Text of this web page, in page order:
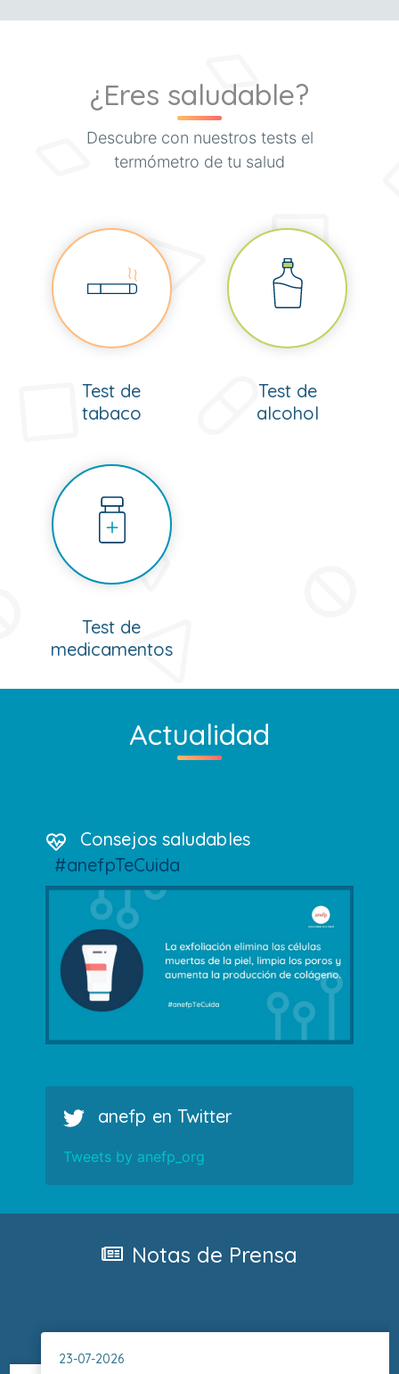
¿Eres saludable?
Descubre con nuestros tests el
termómetro de tu salud
Test de
tabaco
Test de
alcohol
Test de
medicamentos
Actualidad
Consejos saludables
#anefpTeCuida
anefp en Twitter
Tweets by anefp_org
Notas de Prensa
03-07-2026